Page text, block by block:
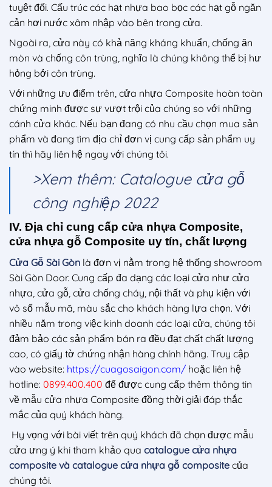
tuyệt đối. Cấu trúc các hạt nhựa bao bọc các hạt gỗ ngăn
cản hơi nước xâm nhập vào bên trong cửa.
Ngoài ra, cửa này có khả năng kháng khuẩn, chống ăn
mòn và chống côn trùng, nghĩa là chúng không thể bị hư
hỏng bởi côn trùng.
Với những ưu điểm trên, cửa nhựa Composite hoàn toàn
chứng minh được sự vượt trội của chúng so với những
cánh cửa khác. Nếu bạn đang có nhu cầu chọn mua sản
phẩm và đang tìm địa chỉ đơn vị cung cấp sản phẩm uy
tín thì hãy liên hệ ngay với chúng tôi.
>Xem thêm: Catalogue cửa gỗ
công nghiệp 2022
IV. Địa chỉ cung cấp cửa nhựa Composite,
cửa nhựa gỗ Composite uy tín, chất lượng
Cửa Gỗ Sài Gòn là đơn vị nằm trong hệ thống showroom
Sài Gòn Door. Cung cấp đa dạng các loại cửa như cửa
nhựa, cửa gỗ, cửa chống cháy, nội thất và phụ kiện với
vô số mẫu mã, màu sắc cho khách hàng lựa chọn. Với
nhiều năm trong việc kinh doanh các loại cửa, chúng tôi
đảm bảo các sản phẩm bán ra đều đạt chất chất lượng
cao, có giấy tờ chứng nhận hàng chính hãng. Truy cập
vào website: https://cuagosaigon.com/ hoặc liên hệ
hotline: 0899.400.400 để được cung cấp thêm thông tin
về mẫu cửa nhựa Composite đồng thời giải đáp thắc
mắc của quý khách hàng.
Hy vọng với bài viết trên quý khách đã chọn được mẫu
cửa ưng ý khi tham khảo qua catalogue cửa nhựa
composite và catalogue cửa nhựa gỗ composite của
chúng tôi.